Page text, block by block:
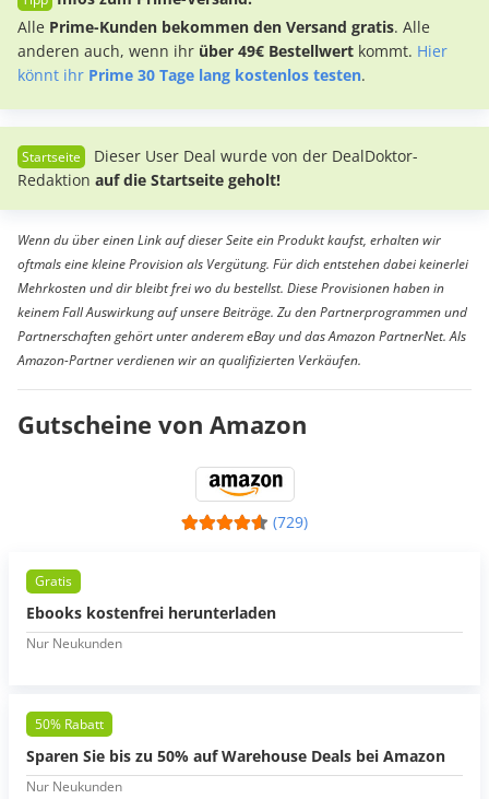
Alle Prime-Kunden bekommen den Versand gratis. Alle
anderen auch, wenn ihr über 49€ Bestellwert kommt. Hier
könnt ihr Prime 30 Tage lang kostenlos testen.
Dieser User Deal wurde von der DealDoktor-
Redaktion auf die Startseite geholt!
Wenn du über einen Link auf dieser Seite ein Produkt kaufst, erhalten wir
oftmals eine kleine Provision als Vergütung. Für dich entstehen dabei keinerlei
Mehrkosten und dir bleibt frei wo du bestellst. Diese Provisionen haben in
keinem Fall Auswirkung auf unsere Beiträge. Zu den Partnerprogrammen und
Partnerschaften gehört unter anderem eBay und das Amazon PartnerNet. Als
Amazon-Partner verdienen wir an qualifizierten Verkäufen.
Gutscheine von Amazon
(729)
Gratis
Ebooks kostenfrei herunterladen
Nur Neukunden
50% Rabatt
Sparen Sie bis zu 50% auf Warehouse Deals bei Amazon
Nur Neukunden